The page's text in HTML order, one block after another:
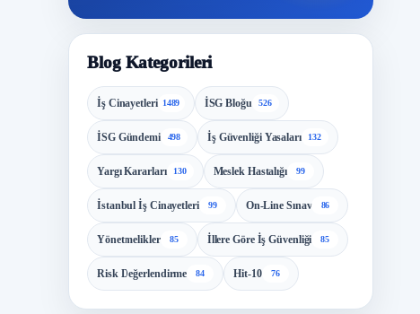
Blog Kategorileri
İş Cinayetleri 1489 İSG Bloğu 526
İSG Gündemi 498 İş Güvenliği Yasaları 132
Yargı Kararları 130 Meslek Hastalığı 99
İstanbul İş Cinayetleri 99 On-Line Sınav 86
Yönetmelikler 85 İllere Göre İş Güvenliği 85
Risk Değerlendirme 84 Hit-10 76